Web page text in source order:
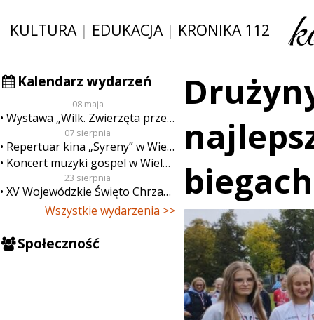
KULTURA| EDUKACJA| KRONIKA 112
Kalendarz wydarzeń
08 maja
Wystawa „Wilk. Zwierzęta przeklęte”
07 sierpnia
Repertuar kina „Syreny” w Wieluniu w dn. od 7 do 13 sierpnia
Koncert muzyki gospel w Wieluniu
23 sierpnia
XV Wojewódzkie Święto Chrzanu
Wszystkie wydarzenia >>
Społeczność